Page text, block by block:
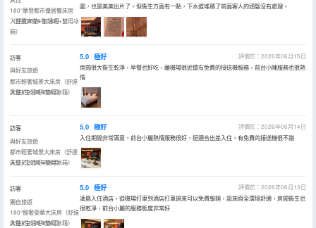
180°摩登都市優居雙床房
（舒達床墊+生活吧+雙用冰
箱）
入住於2026年06月
圍，也是美美出片了。但衞生方面有一點，下水道堆積了前面客人的頭髮沒有處理。
訪客
與好友旅遊
都市輕奢城景大床房（舒達
床墊+生活吧+雙用冰箱）
入住於2026年06月
5.0 極好
評價於：2026年06月15日
房間很大衞生乾淨，早餐也好吃，離機場很近還有免費的接送機服務，前台小陳服務也很熱
情
訪客
與好友旅遊
都市輕奢城景大床房（舒達
床墊+生活吧+雙用冰箱）
入住於2026年06月
5.0 極好
評價於：2026年06月14日
入住期間非常滿意，前台小麗熱情服務很好，挺適合出差入住，有免費的接送機很不錯
訪客
獨自旅遊
180°輕奢豪華大床房（舒達
床墊+生活吧+雙用冰箱）
入住於2026年06月
5.0 極好
評價於：2026年06月13日
凌晨入住酒店，從機場打車到酒店打車過來可以免費報銷，設施齊全環境舒適，房間衞生也
很乾凈，前台小麗的服務態度非常好